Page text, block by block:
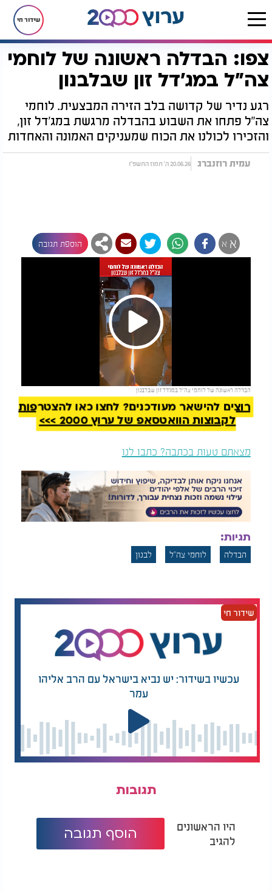
שידור חי
דף הבית רץ בוואטסאפ צפו: הבדלה ראשונה של לוחמי צה"ל במג'דל זון שבלבנון
צפו: הבדלה ראשונה של לוחמי
צה"ל במג'דל זון שבלבנון
רגע נדיר של קדושה בלב הזירה המבצעית. לוחמי
צה"ל פתחו את השבוע בהבדלה מרגשת במג'דל זון,
והזכירו לכולנו את הכוח שמעניקים האמונה והאחדות
עמית רוזנברג 20.06.26 ה' תמוז התשפ"ו
א א הוספת תגובה
Play
Video
הבדלה ראשונה של לוחמי צה"ל במג'דל זון שבלבנון
להמשך קריאה
רוצים להישאר מעודכנים? לחצו כאן להצטרפות
לקבוצות הוואטסאפ של ערוץ 2000 >>>
מצאתם טעות בכתבה? כתבו לנו
תגיות:
הבדלה לוחמי צה''ל לבנון
שידור חי
עכשיו בשידור: יש נביא בישראל עם הרב אליהו
עמר
תגובות
היו הראשונים
להגיב
הוסף תגובה